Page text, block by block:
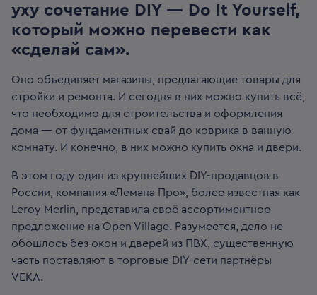
уху сочетание DIY — Do It Yourself,
который можно перевести как
«сделай сам».
Оно объединяет магазины, предлагающие товары для
стройки и ремонта. И сегодня в них можно купить всё,
что необходимо для строительства и оформления
дома — от фундаментных свай до коврика в ванную
комнату. И конечно, в них можно купить окна и двери.
В этом году один из крупнейших DIY-продавцов в
России, компания «Лемана Про», более известная как
Leroy Merlin, представила своё ассортиментное
предложение на Open Village. Разумеется, дело не
обошлось без окон и дверей из ПВХ, существенную
часть поставляют в торговые DIY-сети партнёры
VEKA.